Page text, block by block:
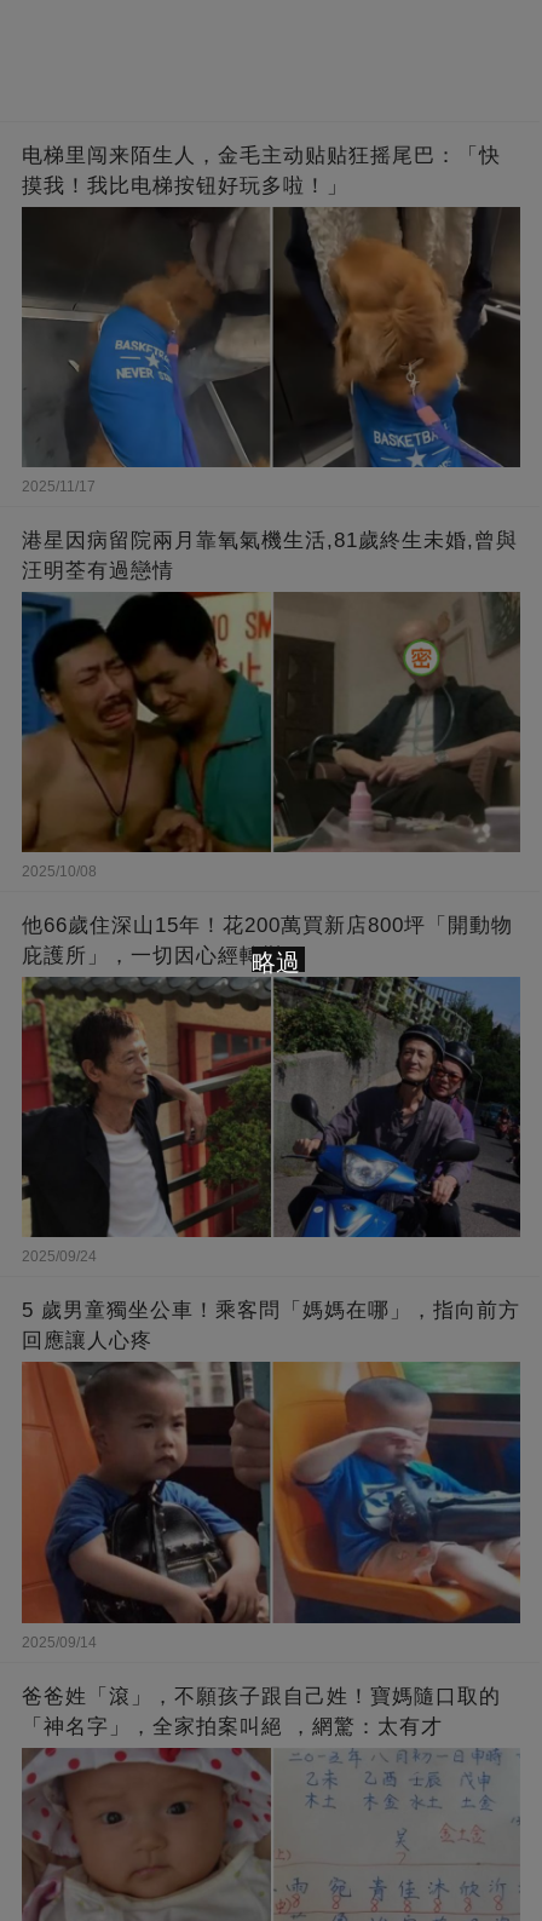
电梯里闯来陌生人，金毛主动贴贴狂摇尾巴：「快
摸我！我比电梯按钮好玩多啦！」
2025/11/17
港星因病留院兩月靠氧氣機生活,81歲終生未婚,曾與
汪明荃有過戀情
2025/10/08
他66歲住深山15年！花200萬買新店800坪「開動物
庇護所」，一切因心經轉變
2025/09/24
5 歲男童獨坐公車！乘客問「媽媽在哪」，指向前方
回應讓人心疼
2025/09/14
爸爸姓「滾」，不願孩子跟自己姓！寶媽隨口取的
「神名字」，全家拍案叫絕 ，網驚：太有才
略過